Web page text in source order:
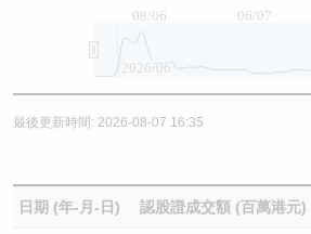
08/06 06/07
2026/06
最後更新時間: 2026-08-07 16:35
日期 (年-月-日) 認股證成交額 (百萬港元)